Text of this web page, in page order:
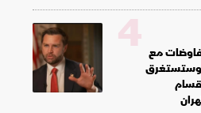
مع
وستستغرق
4